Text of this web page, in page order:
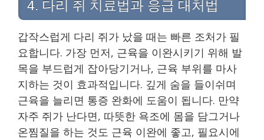
4. 다리 쥐 치료법과 응급 대처법
갑작스럽게 다리 쥐가 났을 때는 빠른 조처가 필
요합니다. 가장 먼저, 근육을 이완시키기 위해 발
목을 부드럽게 잡아당기거나, 근육 부위를 마사
지하는 것이 효과적입니다. 깊게 숨을 들이쉬며
근육을 늘리면 통증 완화에 도움이 됩니다. 만약
자주 쥐가 난다면, 따뜻한 욕조에 몸을 담그거나
온찜질을 하는 것도 근육 이완에 좋고, 필요시에